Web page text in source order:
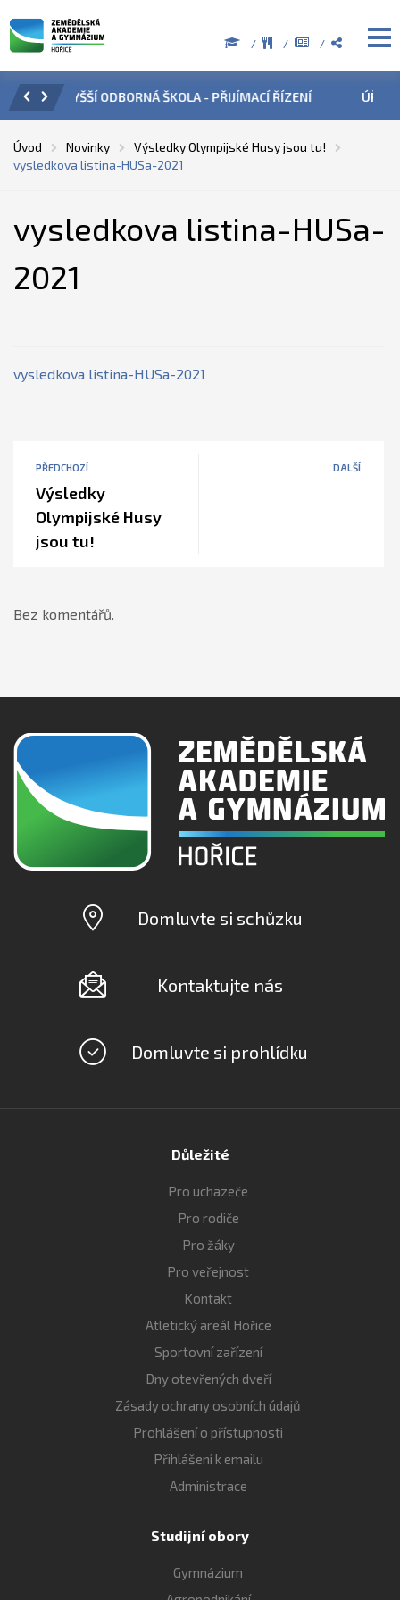
ŘÍZENÍ ÚŘEDNÍ HODINY V OBDOBÍ LETNÍCH PRÁZDNIN
Úvod Novinky
Výsledky Olympijské Husy jsou tu!
vysledkova listina-HUSa-2021
vysledkova listina-HUSa-
2021
vysledkova listina-HUSa-2021
PŘEDCHOZÍ
Výsledky
Olympijské Husy
jsou tu!
DALŠÍ
Bez komentářů.
Domluvte si schůzku
Kontaktujte nás
Domluvte si prohlídku
Důležité
Pro uchazeče
Pro rodiče
Pro žáky
Pro veřejnost
Kontakt
Atletický areál Hořice
Sportovní zařízení
Dny otevřených dveří
Zásady ochrany osobních údajů
Prohlášení o přístupnosti
Přihlášení k emailu
Administrace
Studijní obory
Gymnázium